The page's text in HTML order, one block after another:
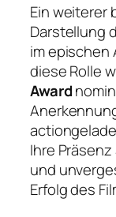
Ein weiterer
Darstellung
im epischen
diese Rolle
Award
Ihre
und
Erfolg des